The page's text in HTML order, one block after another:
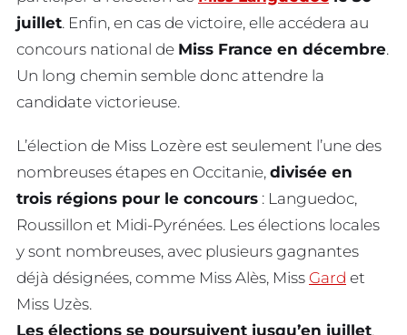
juillet. Enfin, en cas de victoire, elle accédera au
concours national de Miss France en décembre.
Un long chemin semble donc attendre la
candidate victorieuse.
L’élection de Miss Lozère est seulement l’une des
nombreuses étapes en Occitanie, divisée en
trois régions pour le concours : Languedoc,
Roussillon et Midi-Pyrénées. Les élections locales
y sont nombreuses, avec plusieurs gagnantes
déjà désignées, comme Miss Alès, Miss Gard et
Miss Uzès.
Les élections se poursuivent jusqu’en juillet,